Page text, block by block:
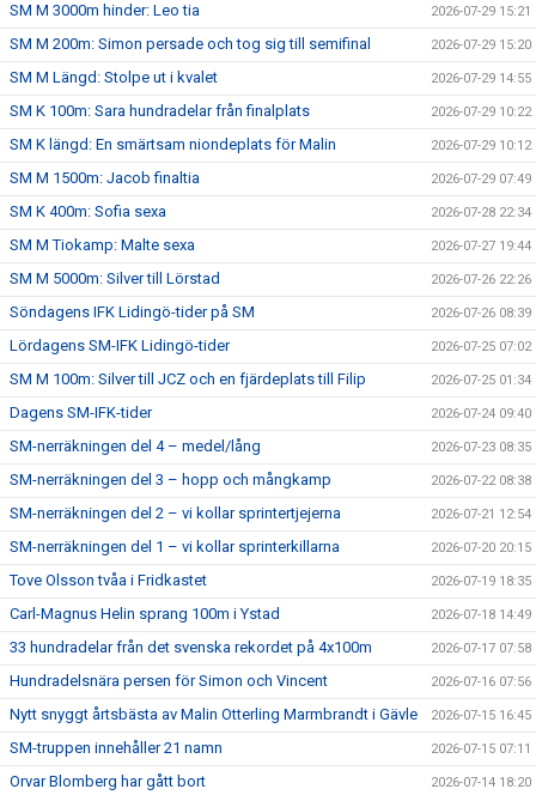
SM M 3000m hinder: Leo tia 2026-07-29 15:21
SM M 200m: Simon persade och tog sig till semifinal 2026-07-29 15:20
SM M Längd: Stolpe ut i kvalet 2026-07-29 14:55
SM K 100m: Sara hundradelar från finalplats 2026-07-29 10:22
SM K längd: En smärtsam niondeplats för Malin 2026-07-29 10:12
SM M 1500m: Jacob finaltia 2026-07-29 07:49
SM K 400m: Sofia sexa 2026-07-28 22:34
SM M Tiokamp: Malte sexa 2026-07-27 19:44
SM M 5000m: Silver till Lörstad 2026-07-26 22:26
Söndagens IFK Lidingö-tider på SM 2026-07-26 08:39
Lördagens SM-IFK Lidingö-tider 2026-07-25 07:02
SM M 100m: Silver till JCZ och en fjärdeplats till Filip 2026-07-25 01:34
Dagens SM-IFK-tider 2026-07-24 09:40
SM-nerräkningen del 4 – medel/lång 2026-07-23 08:35
SM-nerräkningen del 3 – hopp och mångkamp 2026-07-22 08:38
SM-nerräkningen del 2 – vi kollar sprintertjejerna 2026-07-21 12:54
SM-nerräkningen del 1 – vi kollar sprinterkillarna 2026-07-20 20:15
Tove Olsson tvåa i Fridkastet 2026-07-19 18:35
Carl-Magnus Helin sprang 100m i Ystad 2026-07-18 14:49
33 hundradelar från det svenska rekordet på 4x100m 2026-07-17 07:58
Hundradelsnära persen för Simon och Vincent 2026-07-16 07:56
Nytt snyggt årtsbästa av Malin Otterling Marmbrandt i Gävle 2026-07-15 16:45
SM-truppen innehåller 21 namn 2026-07-15 07:11
Orvar Blomberg har gått bort 2026-07-14 18:20